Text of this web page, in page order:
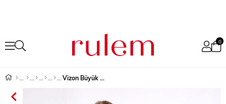
0
Vizon Büyük Cep Detay Oversize Gömlek 4304A